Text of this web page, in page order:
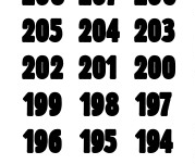
205 204 203
202 201 200
199 198 197
196 195 194